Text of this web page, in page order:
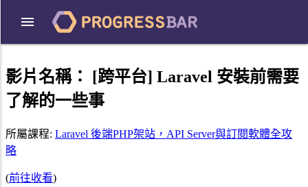
影片名稱：
[跨平台] Laravel 安裝前需要
了解的一些事
所屬課程: Laravel 後端PHP架站，API Server與訂閱軟體全攻
略
(前往收看)